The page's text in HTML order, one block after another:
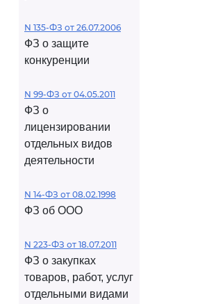
N 135-ФЗ от 26.07.2006
ФЗ о защите
конкуренции
N 99-ФЗ от 04.05.2011
ФЗ о
лицензировании
отдельных видов
деятельности
N 14-ФЗ от 08.02.1998
ФЗ об ООО
N 223-ФЗ от 18.07.2011
ФЗ о закупках
товаров, работ, услуг
отдельными видами